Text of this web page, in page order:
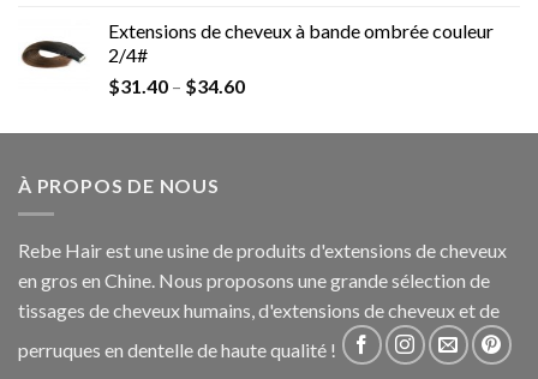
Extensions de cheveux à bande ombrée couleur
2/4#
$31.40 – $34.60
À PROPOS DE NOUS
Rebe Hair est une usine de produits d'extensions de cheveux
en gros en Chine. Nous proposons une grande sélection de
tissages de cheveux humains, d'extensions de cheveux et de
perruques en dentelle de haute qualité !